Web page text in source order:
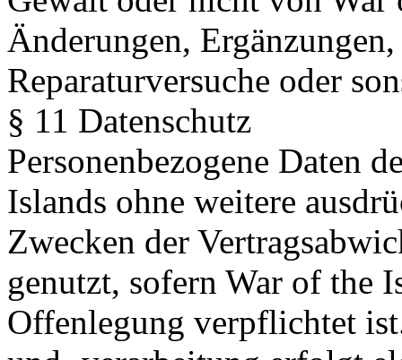
Änderungen,
Reparaturversuche oder
§ 11 Datenschutz
Personenbezogene Daten
Islands ohne weitere
Zwecken der
genutzt, sofern War of the
Offenlegung verpflichtet